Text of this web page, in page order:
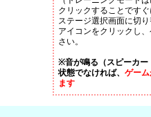
クリックすることです
ステージ選択画面に切
アイコンをクリックし
さい。
※音が鳴る（スピーカー
状態でなければ、 ゲー
ます